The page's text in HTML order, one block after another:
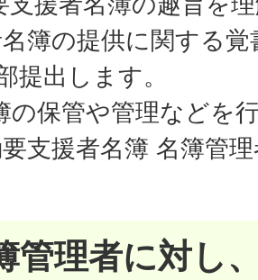
簿の提供に関する
提出します。
の保管や管理などを
要支援者名簿 名簿管
管理者に対し